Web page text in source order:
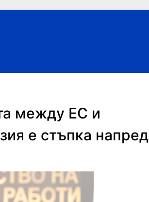
между ЕС и
е стъпка напред